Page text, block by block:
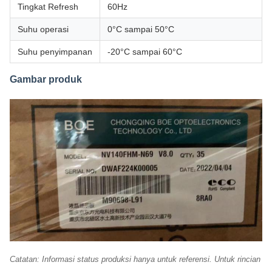
Tingkat Refresh 60Hz
Suhu operasi 0°C sampai 50°C
Suhu penyimpanan -20°C sampai 60°C
Gambar produk
Catatan: Informasi status produksi hanya untuk referensi. Untuk rincian